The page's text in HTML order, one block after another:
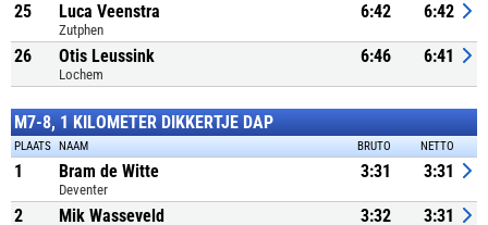
25 Luca Veenstra
Zutphen
6:42 6:42
26 Otis Leussink
Lochem
6:46 6:41
M7-8, 1 KILOMETER DIKKERTJE DAP
PLAATS NAAM BRUTO NETTO
1 Bram de Witte
Deventer
3:31 3:31
2 Mik Wasseveld 3:32 3:31